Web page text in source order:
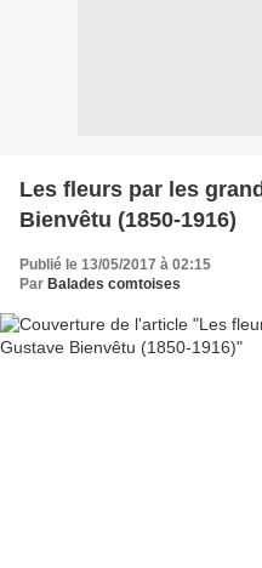
Les fleurs par les
Bienvêtu (1850-1916)
Publié le 13/05/2017 à 02:15
Par Balades comtoises